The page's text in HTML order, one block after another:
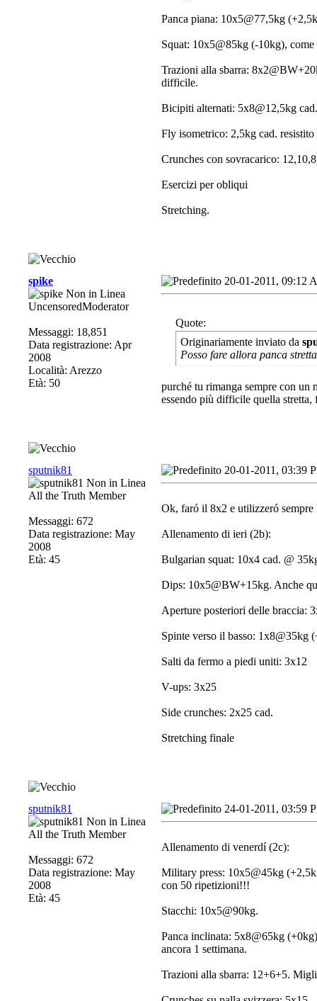
Panca piana: 10x5@77,5kg
Squat: 10x5@85kg (-10kg),
Trazioni alla sbarra:
difficile.
Bicipiti alternati: 5x8@12,5kg cad.
Fly isometrico: 2,5kg cad.
Crunches con sovracarico:
Esercizi per obliqui
Stretching.
spike
UncensoredModerator
Messaggi: 18,851
Data registrazione: Apr
2008
Località: Arezzo
Età: 50
20-01-2011, 09:12
Quote:
Originariamente inviato da
Posso fare allora panca
purché tu rimanga sempre con un
essendo più difficile quella
sputnik81
All the Truth Member
Messaggi: 672
Data registrazione: May
2008
Età: 45
20-01-2011, 03:39
Ok, faró il 8x2 e utilizzeró sempre
Allenamento di ieri (2b):
Bulgarian squat: 10x4 cad. @
Dips: 10x5@BW+15kg. Anche
Aperture posteriori delle braccia:
Spinte verso il basso: 1x8@35kg
Salti da fermo a piedi uniti: 3x12
V-ups: 3x25
Side crunches: 2x25 cad.
Stretching finale
sputnik81
All the Truth Member
Messaggi: 672
Data registrazione: May
2008
Età: 45
24-01-2011, 03:59
Allenamento di venerdí (2c):
Military press: 10x5@45kg
con 50 ripetizioni!!!
Stacchi: 10x5@90kg.
Panca inclinata: 5x8@65kg
ancora 1 settimana.
Trazioni alla sbarra: 12+6+5.